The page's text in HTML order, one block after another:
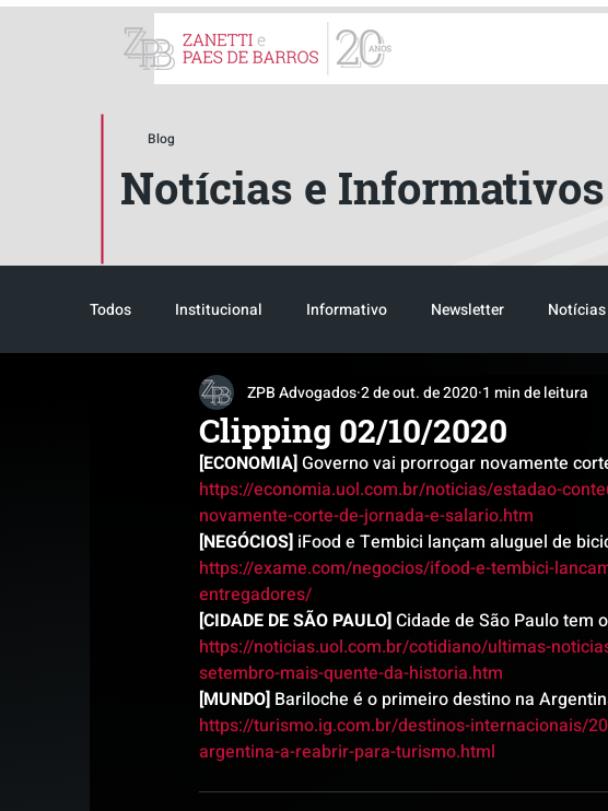
Blog
Notícias e Informativos
Todos Institucional Informativo Newsletter Notícias
Reconhecimento Tributário Pós-evento
Clipping 02/10/2020
ZPB Advogados2 de out. de 2020 1 min de leitura
[ECONOMIA] Governo vai prorrogar novamente
https://economia.uol.com.br/noticias/estadao-
novamente-corte-de-jornada-e-salario.htm
[NEGÓCIOS] iFood e Tembici lançam aluguel de
https://exame.com/negocios/ifood-e-tembici-
entregadores/
[CIDADE DE SÃO PAULO] Cidade de São Paulo tem
https://noticias.uol.com.br/cotidiano/ultimas-
setembro-mais-quente-da-historia.htm
[MUNDO] Bariloche é o primeiro destino na
https://turismo.ig.com.br/destinos-internacionais/
argentina-a-reabrir-para-turismo.html